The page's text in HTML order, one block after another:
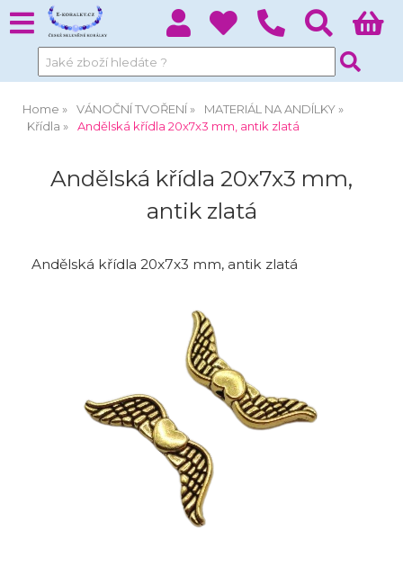
Home VÁNOČNÍ TVOŘENÍ
MATERIÁL NA ANDÍLKY
Křídla
Andělská křídla 20x7x3 mm, antik zlatá
Andělská křídla 20x7x3 mm,
antik zlatá
Andělská křídla 20x7x3 mm, antik zlatá